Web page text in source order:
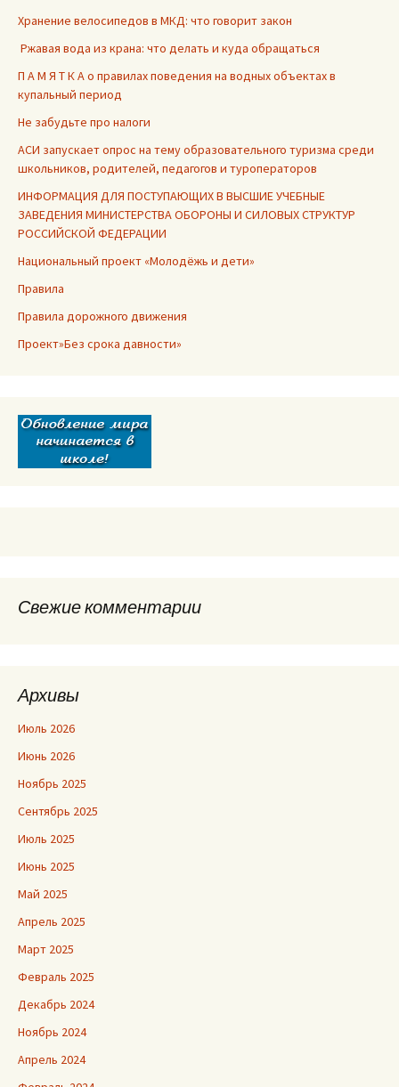
Хранение велосипедов в МКД: что говорит закон
Ржавая вода из крана: что делать и куда обращаться
П А М Я Т К А о правилах поведения на водных объектах в
купальный период
Не забудьте про налоги
АСИ запускает опрос на тему образовательного туризма среди
школьников, родителей, педагогов и туроператоров
ИНФОРМАЦИЯ ДЛЯ ПОСТУПАЮЩИХ В ВЫСШИЕ УЧЕБНЫЕ
ЗАВЕДЕНИЯ МИНИСТЕРСТВА ОБОРОНЫ И СИЛОВЫХ СТРУКТУР
РОССИЙСКОЙ ФЕДЕРАЦИИ
Национальный проект «Молодёжь и дети»
Правила
Правила дорожного движения
Проект»Без срока давности»
Свежие комментарии
Архивы
Июль 2026
Июнь 2026
Ноябрь 2025
Сентябрь 2025
Июль 2025
Июнь 2025
Май 2025
Апрель 2025
Март 2025
Февраль 2025
Декабрь 2024
Ноябрь 2024
Апрель 2024